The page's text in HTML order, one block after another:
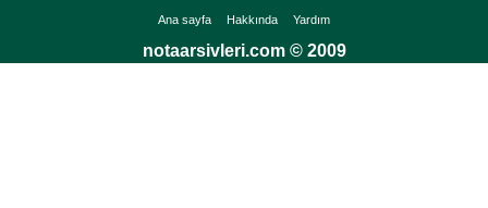
Ana sayfa Hakkında Yardım
notaarsivleri.com © 2009